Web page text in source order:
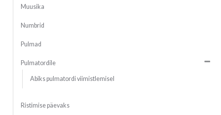
Muusika
Numbrid
Pulmad
Pulmatordile
Abiks pulmatordi viimistlemisel
Ristimise päevaks